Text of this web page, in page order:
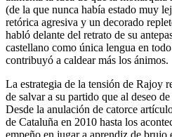
(de la que nunca había estado muy
retórica agresiva y un decorado
habló delante del retrato de su
castellano como única lengua en
contribuyó a caldear más los ánimos.
La estrategia de la tensión de Rajoy
de salvar a su partido que al deseo
Desde la anulación de catorce
de Cataluña en 2010 hasta los
empeño en jugar a aprendiz de brujo